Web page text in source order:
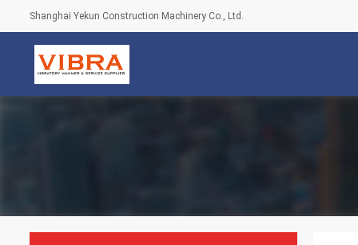
Shanghai Yekun Construction Machinery Co., Ltd.